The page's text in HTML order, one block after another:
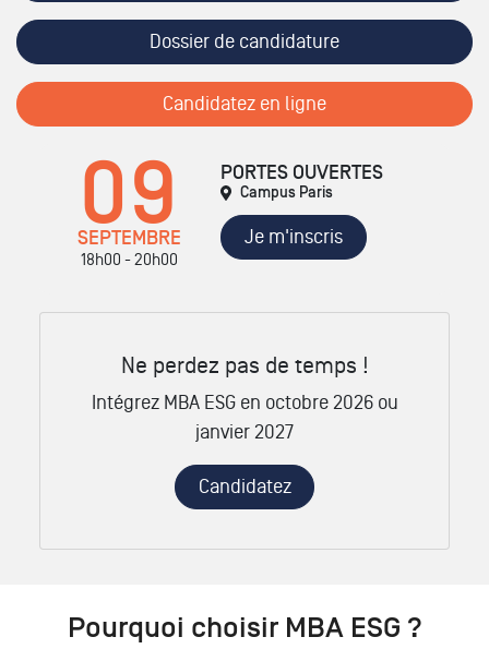
Dossier de candidature
Candidatez en ligne
09
SEPTEMBRE
18h00 - 20h00
PORTES OUVERTES
Campus Paris
Je m'inscris
Ne perdez pas de temps !
Intégrez MBA ESG en octobre 2026 ou
janvier 2027
Candidatez
Pourquoi choisir MBA ESG ?